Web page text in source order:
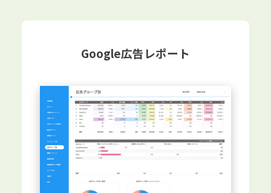
Google広告レポート